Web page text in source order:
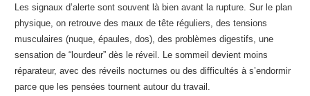
Les signaux d’alerte sont souvent là bien avant la rupture. Sur le plan
physique, on retrouve des maux de tête réguliers, des tensions
musculaires (nuque, épaules, dos), des problèmes digestifs, une
sensation de “lourdeur” dès le réveil. Le sommeil devient moins
réparateur, avec des réveils nocturnes ou des difficultés à s’endormir
parce que les pensées tournent autour du travail.